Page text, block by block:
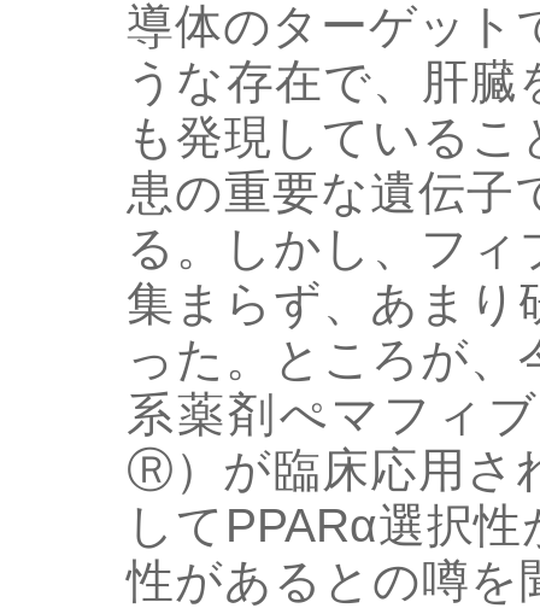
導体のターゲット
うな存在で、肝
も発現している
患の重要な遺伝子
る。しかし、フィ
集まらず、あまり
った。ところが、
系薬剤ぺマフィ
Ⓡ）が臨床応用さ
してPPARα選択
性があるとの噂を